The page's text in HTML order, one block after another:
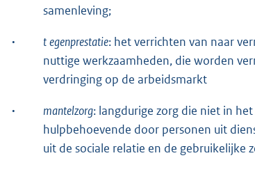
samenleving;
· tegenprestatie: het verrichten van naar
nuttige werkzaamheden, die worden
verdringing op de arbeidsmarkt
· mantelzorg: langdurige zorg die niet in
hulpbehoevende door personen uit
uit de sociale relatie en de gebruikelijke